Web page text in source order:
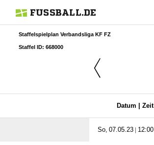
FUSSBALL.DE
Staffelspielplan Verbandsliga KF FZ
Staffel ID: 668000
Datum | Zeit
  | 